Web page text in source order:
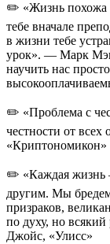
✏️ «Жизнь похожа
тебе вначале
в жизни тебе
урок». — Марк
научить нас
✏️ «Проблема с
честности от
«Криптономикон»
✏️ «Каждая жизнь
другим. Мы бредем
призраков,
по духу, но
Джойс, «Улисс»